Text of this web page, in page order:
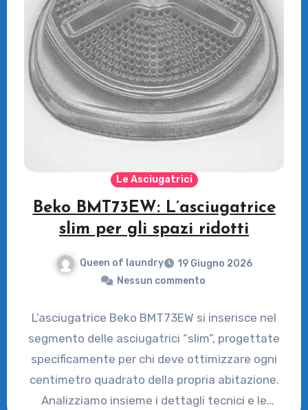
Le Asciugatrici
Beko BMT73EW: L’asciugatrice
slim per gli spazi ridotti
Queen of laundry
19 Giugno 2026
Nessun commento
L’asciugatrice Beko BMT73EW si inserisce nel
segmento delle asciugatrici “slim”, progettate
specificamente per chi deve ottimizzare ogni
centimetro quadrato della propria abitazione.
Analizziamo insieme i dettagli tecnici e le